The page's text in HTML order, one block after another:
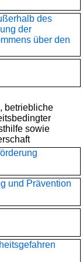
des
der
über den
betriebliche
sowie
und Prävention